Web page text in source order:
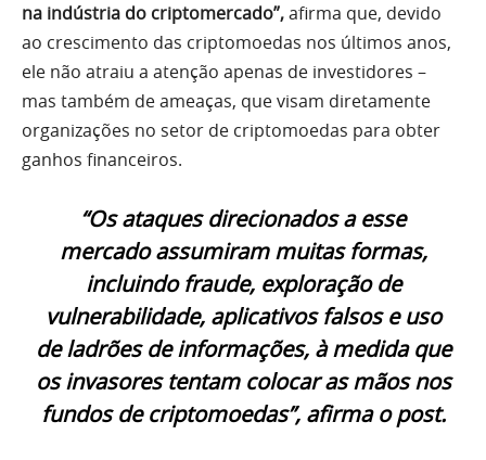
na indústria do criptomercado”,afirma que, devido
ao crescimento das criptomoedas nos últimos anos,
ele não atraiu a atenção apenas de investidores –
mas também de ameaças, que visam diretamente
organizações no setor de criptomoedas para obter
ganhos financeiros.
“Os ataques direcionados a esse
mercado assumiram muitas formas,
incluindo fraude, exploração de
vulnerabilidade, aplicativos falsos e uso
de ladrões de informações, à medida que
os invasores tentam colocar as mãos nos
fundos de criptomoedas”, afirma o post.